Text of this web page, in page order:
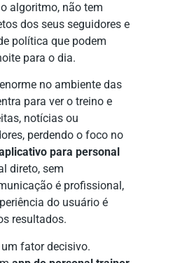
algoritmo, não tem
dos seus seguidores e
política que podem
para o dia.
no ambiente das
para ver o treino e
notícias ou
perdendo o foco no
para personal
direto, sem
é profissional,
do usuário é
resultados.
fator decisivo.